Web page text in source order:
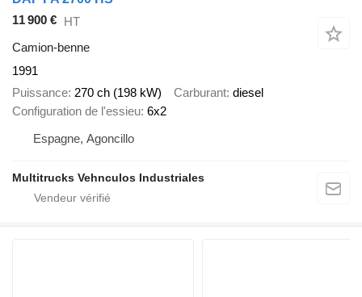
11 900 € HT
Camion-benne
1991
Puissance 270 ch (198 kW) Carburant diesel
Configuration de l'essieu 6x2
Espagne, Agoncillo
Multitrucks Vehnculos Industriales